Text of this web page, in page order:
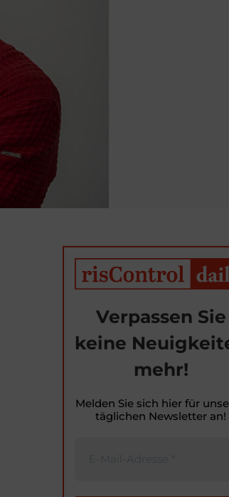
Verpassen Sie
keine
mehr!
Melden Sie sich hier für
täglichen Newsletter an!